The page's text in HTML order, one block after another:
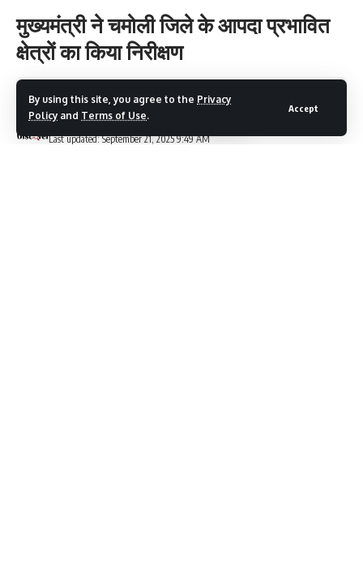
By using this site, you agree to the Privacy
Policy and Terms of Use.
Accept
मुख्यमंत्री ने चमोली जिले के आपदा प्रभावित
क्षेत्रों का किया निरीक्षण
Last updated: September 21, 2025 9:49 AM
Devbhumi Discover